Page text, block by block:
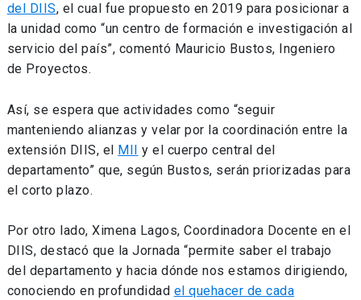
del DIIS, el cual fue propuesto en 2019 para posicionar a
la unidad como “un centro de formación e investigación al
servicio del país”, comentó Mauricio Bustos, Ingeniero
de Proyectos.
Así, se espera que actividades como “seguir
manteniendo alianzas y velar por la coordinación entre la
extensión DIIS, el MII y el cuerpo central del
departamento” que, según Bustos, serán priorizadas para
el corto plazo.
Por otro lado, Ximena Lagos, Coordinadora Docente en el
DIIS, destacó que la Jornada “permite saber el trabajo
del departamento y hacia dónde nos estamos dirigiendo,
conociendo en profundidad el quehacer de cada